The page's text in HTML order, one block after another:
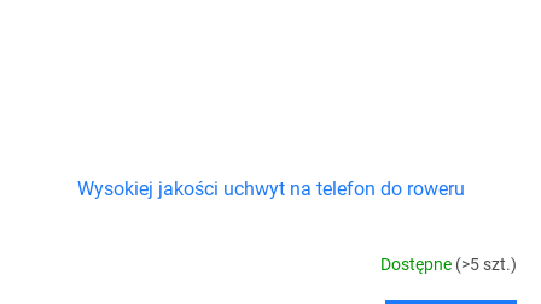
Wysokiej jakości uchwyt na telefon do roweru
Dostępne (>5 szt.)